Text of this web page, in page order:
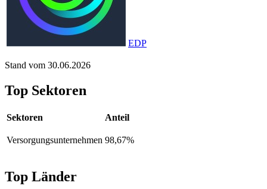
EDP
Stand vom 30.06.2026
Top Sektoren
Sektoren Anteil
Versorgungsunternehmen 98,67%
Top Länder